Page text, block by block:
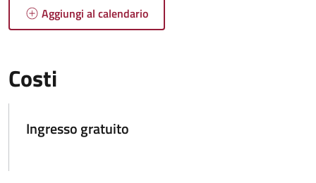
Aggiungi al calendario
Costi
Ingresso gratuito